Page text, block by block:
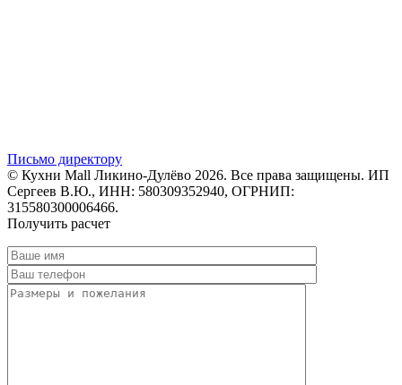
Письмо директору
© Кухни Mall Ликино-Дулёво 2026. Все права защищены. ИП
Сергеев В.Ю., ИНН: 580309352940, ОГРНИП:
315580300006466.
Получить расчет